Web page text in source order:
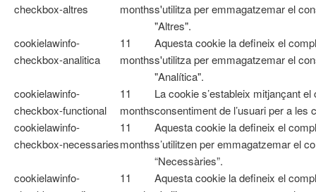
checkbox-altres
monthss'utilitza per emmagatzemar el
"Altres".
cookielawinfo-
checkbox-analitica
11
months
Aquesta cookie la defineix el
s'utilitza per emmagatzemar el
"Analítica".
cookielawinfo-
checkbox-functional
11
months
La cookie s’estableix mitjançant
consentiment de l’usuari per a les
cookielawinfo-
checkbox-necessaries
11
months
Aquesta cookie la defineix el
s’utilitzen per emmagatzemar el
“Necessàries”.
cookielawinfo-
11
Aquesta cookie la defineix el